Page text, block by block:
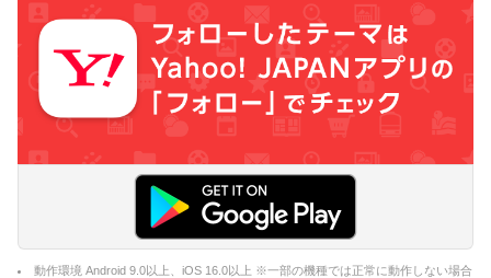
動作環境 Android 9.0以上、iOS 16.0以上 ※一部の機種では正常に動作しない場合